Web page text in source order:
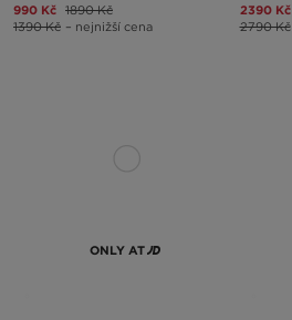
990 Kč 1890 Kč
1390 Kč – nejnižší cena
2390 Kč
2790 Kč
ONLY AT